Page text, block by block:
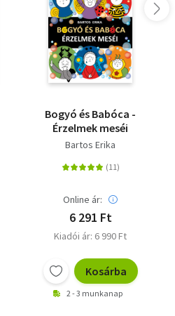
Bogyó és Babóca -
Érzelmek meséi
Bartos Erika
Online ár:
6 291 Ft
Kiadói ár: 6 990 Ft
Kosárba
2 - 3 munkanap